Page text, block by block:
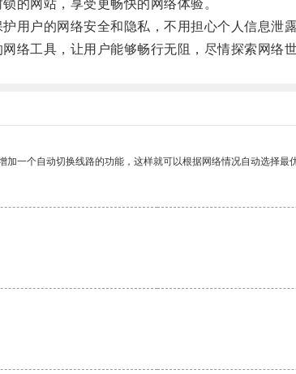
网站，享受更畅快的网络体验。
户的网络安全和隐私，不用担心个人信息泄露
工具，让用户能够畅行无阻，尽情探索网络世
一个自动切换线路的功能，这样就可以根据网络情况自动选择最